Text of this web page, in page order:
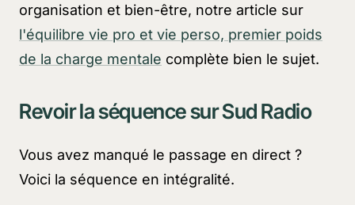
organisation et bien-être, notre article sur
l'équilibre vie pro et vie perso, premier poids
de la charge mentale complète bien le sujet.
Revoir la séquence sur Sud Radio
Vous avez manqué le passage en direct ?
Voici la séquence en intégralité.